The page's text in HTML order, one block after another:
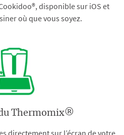
disponible sur iOS et
où que vous soyez.
Thermomix®
directement sur l’écran de votre